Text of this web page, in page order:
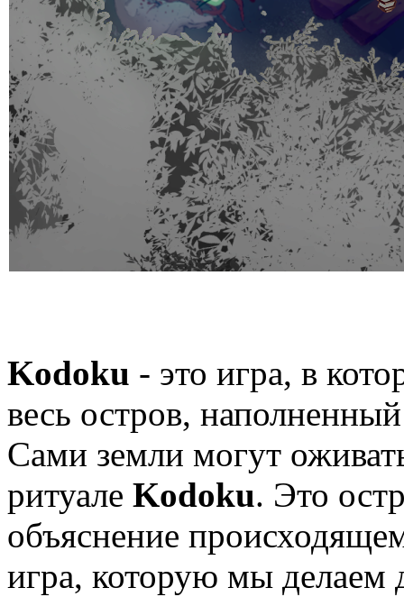
Kodoku - это игра, в
весь остров,
Сами земли могут
ритуале Kodoku. Это
объяснение
игра, которую мы делаем